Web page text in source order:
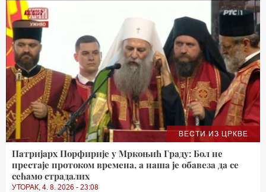
ВЕСТИ ИЗ ЦРКВЕ
Патријарх Порфирије у Мркоњић Граду: Бол не
престаје протоком времена, а наша је обавеза да се
сећамо страдалих
УТОРАК, 4. 8. 2026 - 23:08